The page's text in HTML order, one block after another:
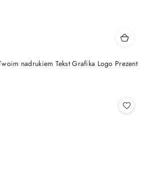
nadrukiem Tekst Grafika Logo Prezent